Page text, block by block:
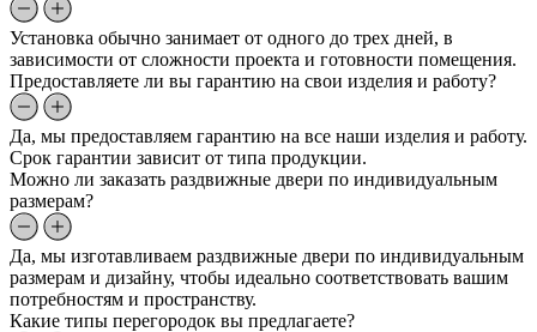
Установка обычно занимает от одного до трех дней, в
зависимости от сложности проекта и готовности помещения.
Предоставляете ли вы гарантию на свои изделия и работу?
Да, мы предоставляем гарантию на все наши изделия и работу.
Срок гарантии зависит от типа продукции.
Можно ли заказать раздвижные двери по индивидуальным
размерам?
Да, мы изготавливаем раздвижные двери по индивидуальным
размерам и дизайну, чтобы идеально соответствовать вашим
потребностям и пространству.
Какие типы перегородок вы предлагаете?